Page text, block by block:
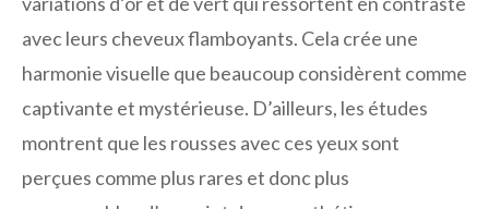
avec leurs cheveux flamboyants. Cela crée une
harmonie visuelle que beaucoup considèrent comme
captivante et mystérieuse. D’ailleurs, les études
montrent que les rousses avec ces yeux sont
perçues comme plus rares et donc plus